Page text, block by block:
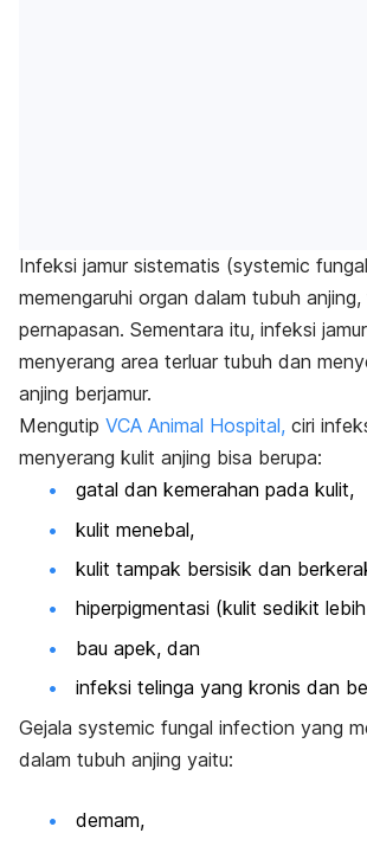
Infeksi jamur sistematis (systemic
memengaruhi organ dalam tubuh
pernapasan. Sementara itu, infeksi
menyerang area terluar tubuh dan
anjing berjamur.
Mengutip VCA Animal Hospital, ciri
menyerang kulit anjing bisa berupa:
gatal dan kemerahan pada kulit,
kulit menebal,
kulit tampak bersisik dan
hiperpigmentasi (kulit sedikit
bau apek, dan
infeksi telinga yang kronis dan
Gejala systemic fungal infection yang
dalam tubuh anjing yaitu:
demam,